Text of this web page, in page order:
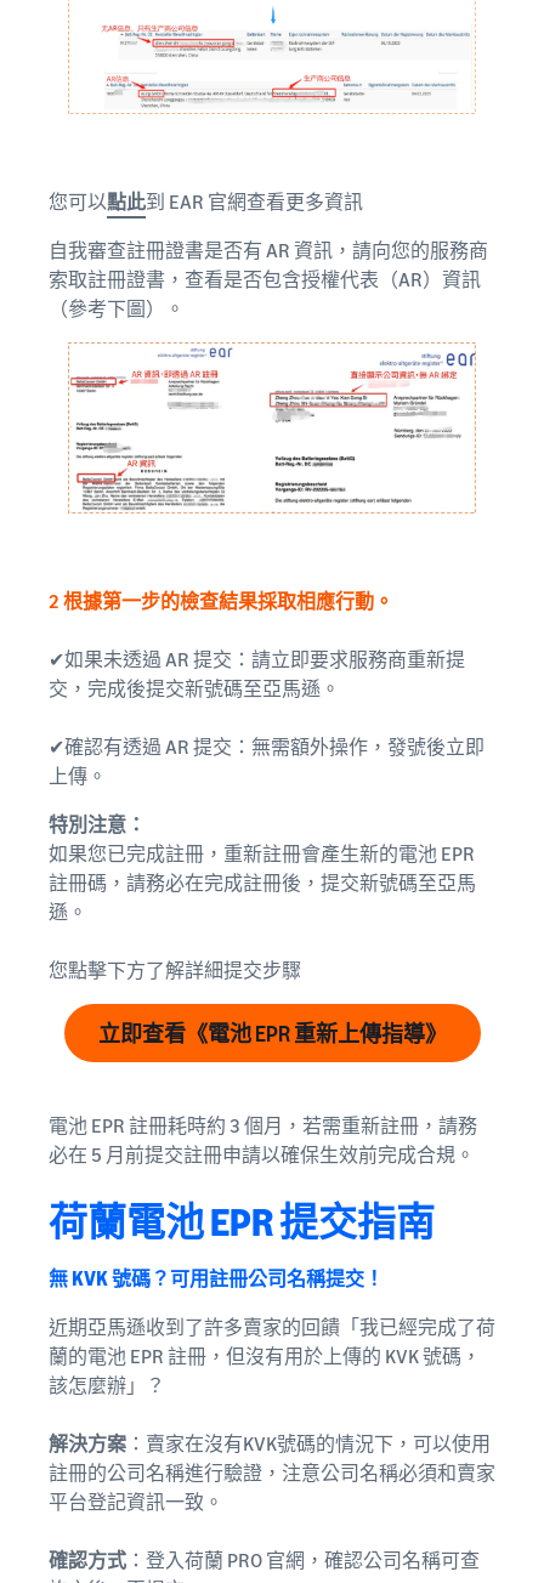
您可以點此到 EAR 官網查看更多資訊
自我審查註冊證書是否有 AR 資訊，請向您的服務商
索取註冊證書，查看是否包含授權代表（AR）資訊
（參考下圖）。
2 根據第一步的檢查結果採取相應行動。
✔如果未透過 AR 提交：請立即要求服務商重新提
交，完成後提交新號碼至亞馬遜。
✔確認有透過 AR 提交：無需額外操作，發號後立即
上傳。
特別注意：
如果您已完成註冊，重新註冊會產生新的電池 EPR
註冊碼，請務必在完成註冊後，提交新號碼至亞馬
遜。
您點擊下方了解詳細提交步驟
立即查看《電池 EPR 重新上傳指導》
電池 EPR 註冊耗時約 3 個月，若需重新註冊，請務
必在 5 月前提交註冊申請以確保生效前完成合規。
荷蘭電池 EPR 提交指南
無 KVK 號碼？可用註冊公司名稱提交！
近期亞馬遜收到了許多賣家的回饋「我已經完成了荷
蘭的電池 EPR 註冊，但沒有用於上傳的 KVK 號碼，
該怎麼辦」？
解決方案 ：賣家在沒有KVK號碼的情況下，可以使用
註冊的公司名稱進行驗證，注意公司名稱必須和賣家
平台登記資訊一致。
確認方式 ：登入荷蘭 PRO 官網，確認公司名稱可查